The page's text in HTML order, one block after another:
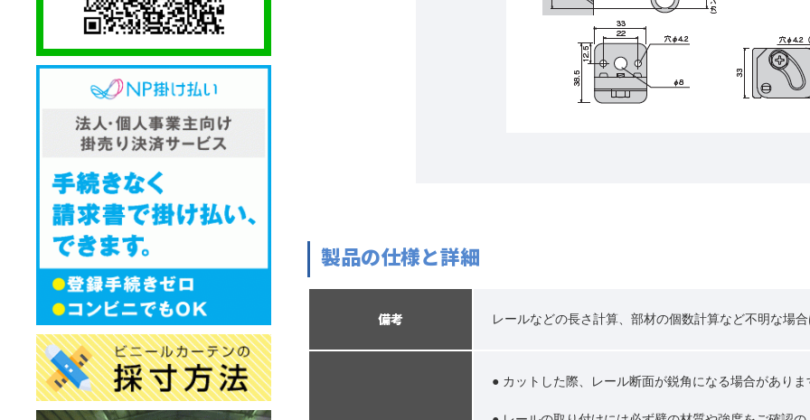
製品の仕様と詳細
備考 レールなどの長さ計算、部材の個数計算など不明な場
● カットした際、レール断面が鋭角になる場合があり